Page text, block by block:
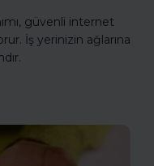
güvenli internet
İş yerinizin ağlarına